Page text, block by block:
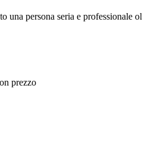
una persona seria e professionale
prezzo